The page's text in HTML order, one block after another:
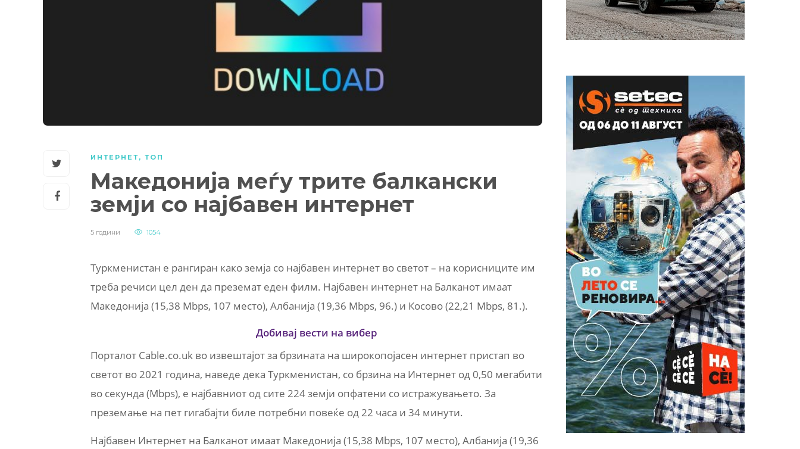
ИНТЕРНЕТ, ТОП
Македонија меѓу трите балкански
земји со најбавен интернет
5 години 1054
Туркменистан е рангиран како земја со најбавен интернет во светот – на корисниците им
треба речиси цел ден да преземат еден филм. Најбавен интернет на Балканот имаат
Македонија (15,38 Mbps, 107 место), Албанија (19,36 Mbps, 96.) и Косово (22,21 Mbps, 81.).
Добивај вести на вибер
Порталот Cable.co.uk во извештајот за брзината на широкопојасен интернет пристап во
светот во 2021 година, наведе дека Туркменистан, со брзина на Интернет од 0,50 мегабити
во секунда (Mbps), е најбавниот од сите 224 земји опфатени со истражувањето. За
преземање на пет гигабајти биле потребни повеќе од 22 часа и 34 минути.
Најбавен Интернет на Балканот имаат Македонија (15,38 Mbps, 107 место), Албанија (19,36